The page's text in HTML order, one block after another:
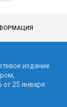
издание
25 января